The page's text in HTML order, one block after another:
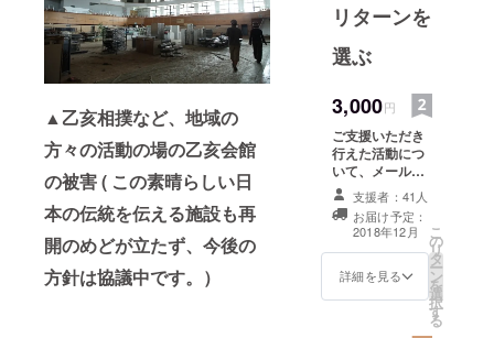
▲乙亥相撲など、地域の
方々の活動の場の乙亥会館
の被害( この素晴らしい日
本の伝統を伝える施設も再
開のめどが立たず、今後の
方針は協議中です。）
性化に寄与
することを
目的として
活動してい
ます。
野村をシ
ル、ミル。
それがNPO
法人シルミ
ルのむらの
名前の由来
です。
リターンを
選ぶ
3,000円
ご支援いただき
行えた活動につ
いて、メールで
報告いたしま
す。（ 乙亥相
撲開催後、12月
中旬予定 ） そ
の後も、ご希望
の方には、野村
支援者：41人
お届け予定：
2018年12月
詳細を見る
こ
の
リ
タ
ー
ン
を
選
択
す
る